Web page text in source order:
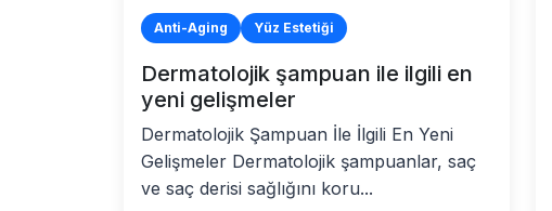
Anti-Aging Yüz Estetiği
Dermatolojik şampuan ile ilgili en
yeni gelişmeler
Dermatolojik Şampuan İle İlgili En Yeni
Gelişmeler Dermatolojik şampuanlar, saç
ve saç derisi sağlığını koru...